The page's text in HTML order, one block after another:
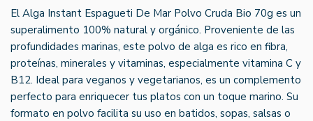
El Alga Instant Espagueti De Mar Polvo Cruda Bio 70g es un
superalimento 100% natural y orgánico. Proveniente de las
profundidades marinas, este polvo de alga es rico en fibra,
proteínas, minerales y vitaminas, especialmente vitamina C y
B12. Ideal para veganos y vegetarianos, es un complemento
perfecto para enriquecer tus platos con un toque marino. Su
formato en polvo facilita su uso en batidos, sopas, salsas o